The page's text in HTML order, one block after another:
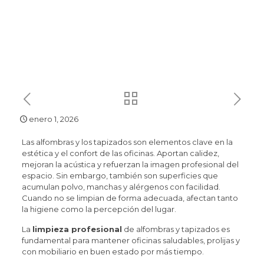
enero 1, 2026
Las alfombras y los tapizados son elementos clave en la
estética y el confort de las oficinas. Aportan calidez,
mejoran la acústica y refuerzan la imagen profesional del
espacio. Sin embargo, también son superficies que
acumulan polvo, manchas y alérgenos con facilidad.
Cuando no se limpian de forma adecuada, afectan tanto
la higiene como la percepción del lugar.
La limpieza profesional de alfombras y tapizados es
fundamental para mantener oficinas saludables, prolijas y
con mobiliario en buen estado por más tiempo.